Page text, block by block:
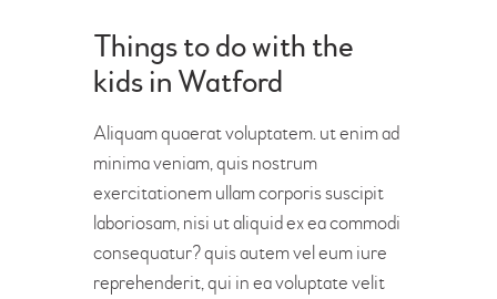
Things to do with the
kids in Watford
Aliquam quaerat voluptatem. ut enim ad
minima veniam, quis nostrum
exercitationem ullam corporis suscipit
laboriosam, nisi ut aliquid ex ea commodi
consequatur? quis autem vel eum iure
reprehenderit, qui in ea voluptate velit